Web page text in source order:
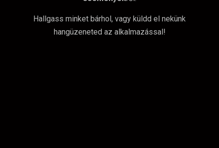
Hallgass minket bárhol, vagy küldd el nekünk
hangüzeneted az alkalmazással!